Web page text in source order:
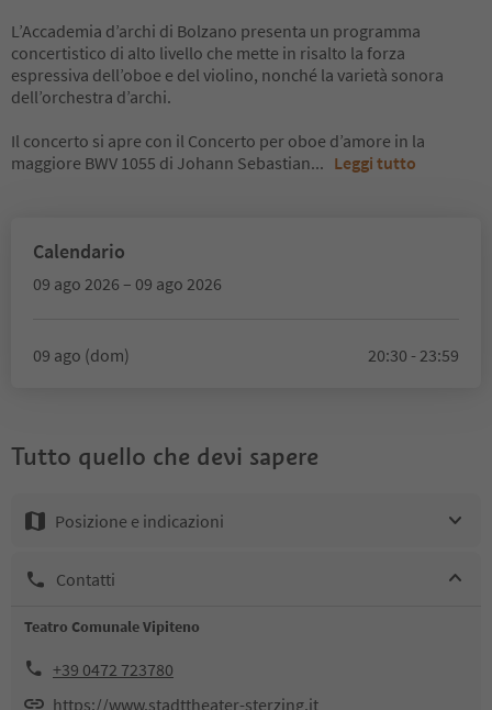
L’Accademia d’archi di Bolzano presenta un programma
concertistico di alto livello che mette in risalto la forza
espressiva dell’oboe e del violino, nonché la varietà sonora
dell’orchestra d’archi.
Il concerto si apre con il Concerto per oboe d’amore in la
maggiore BWV 1055 di Johann Sebastian... Leggi tutto
Calendario
09 ago 2026 – 09 ago 2026
09 ago (dom) 20:30 - 23:59
Tutto quello che devi sapere
Posizione e indicazioni
Contatti
Teatro Comunale Vipiteno
+39 0472 723780
https://www.stadttheater-sterzing.it